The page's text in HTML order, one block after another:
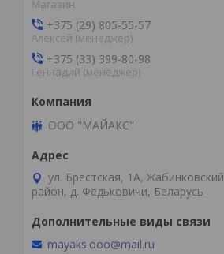
Магазин
+375 (29) 805-55-57
Алексей (менеджер)
+375 (33) 399-80-98
Геннадий (менеджер)
ООО "МАЙАКС"
ул. Брестская, 1А, Жабинковский
район, д. Федьковичи, Беларусь
mayaks.ooo@mail.ru